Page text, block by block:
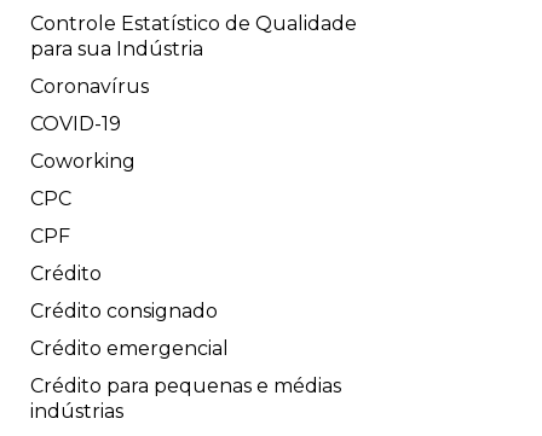
Controle Estatístico de Qualidade
para sua Indústria
Coronavírus
COVID-19
Coworking
CPC
CPF
Crédito
Crédito consignado
Crédito emergencial
Crédito para pequenas e médias
indústrias